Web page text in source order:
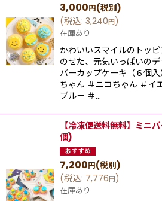
3,000円(税別)
(税込: 3,240円)
在庫あり
かわいいスマイルのトッ
のせた、元気いっぱいの
バーカップケーキ（６個
ちゃん ＃ニコちゃん ＃イ
ブルー ＃…
【冷凍便送料無料】ミニ
個)
7,200円(税別)
(税込: 7,776円)
在庫あり